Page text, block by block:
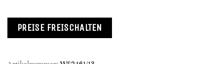
PREISE FREISCHALTEN